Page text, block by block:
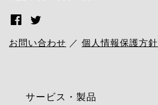
お問い合わせ ／ 個人情報保護方針
サービス・製品